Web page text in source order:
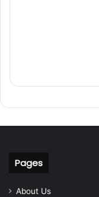
Pages
About Us